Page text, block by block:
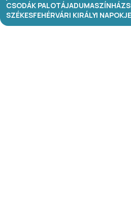
CSODÁK PALOTÁJADUMASZÍNHÁZ
SZÉKESFEHÉRVÁRI KIRÁLYI NAPOK